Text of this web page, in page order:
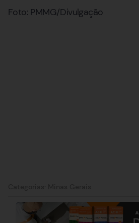
Foto: PMMG/Divulgação